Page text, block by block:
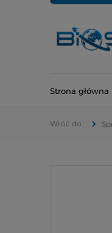
Strona główna